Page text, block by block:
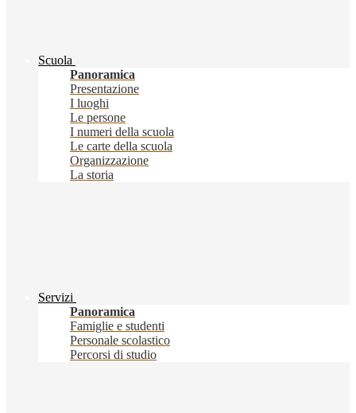
Scuola
Panoramica
Presentazione
I luoghi
Le persone
I numeri della scuola
Le carte della scuola
Organizzazione
La storia
Servizi
Panoramica
Famiglie e studenti
Personale scolastico
Percorsi di studio